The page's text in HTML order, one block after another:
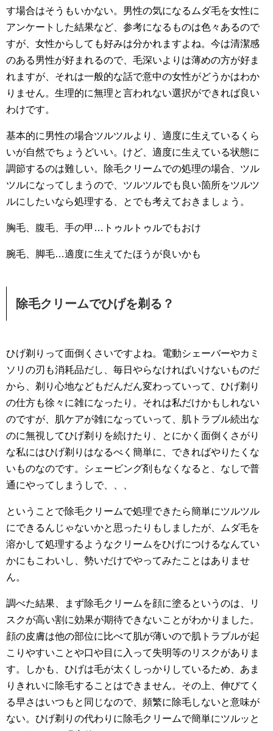
す場合はそうもいかない。男性の気になるムダ毛を女性に
アンケートした結果など、参考になるものは色々あるので
すが、女性からしても好みは分かれますよね。今は清潔感
のある男性が好まれるので、毛深いよりは薄めの方が好ま
れますが、それは一般的な話で意中の女性がどうかはわか
りません。生理的に無理と言われない選択ができれば良い
わけです。
基本的に男性の場合ツルツルより、適度に生えているくら
いが自然でちょうどいい。けど、適度に生えている状態に
調節するのは難しい。除毛クリームでの処理の場合、ツル
ツルになってしまうので、ツルツルでも良い箇所をツルツ
ルにしたいなら処理する、とでも考えておきましょう。
胸毛、腹毛、手の甲…トゥルトゥルでもおけ
腕毛、脚毛…適度に生えてたほうが良いかも
除毛クリームでひげを剃る？
ひげ剃りって面倒くさいですよね。電動シェーバーやカミ
ソリの刃も消耗品だし、毎日やらなければいけないものだ
から、剃り心地などもだんだん変わっていって、ひげ剃り
の仕方も徐々に雑になったり。それは私だけかもしれない
のですが、肌ケアが雑になっていって、肌トラブル続出な
のに無視してひげ剃りを続けたり、とにかく面倒くさがり
な私にはひげ剃りはなるべく簡単に、できればやりたくな
いものなのです。シェービング剤もなくなると、なしで普
通にやってしまうしで、、、
ということで除毛クリームで処理できたら簡単にツルツル
にできるんじゃないかと思ったりもしましたが、ムダ毛を
溶かして処理するようなクリームをひげにつけるなんてい
かにもこわいし、勢いだけでやってみたことはありませ
ん。
調べた結果、まず除毛クリームを顔に塗るというのは、リ
スクが高い割に効果が期待できないことがわかりました。
顔の皮膚は他の部位に比べて肌が薄いので肌トラブルが起
こりやすいことや口や目に入って失明等のリスクがありま
す。しかも、ひげは毛が太くしっかりしているため、あま
りきれいに除毛することはできません。その上、伸びてく
る早さはいつもと同じなので、頻繁に除毛しないと意味が
ない。ひげ剃りの代わりに除毛クリームで簡単にツルッと